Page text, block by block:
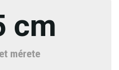
cm
mérete